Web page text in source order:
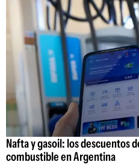
Nafta y gasoil: los descuentos
combustible en Argentina